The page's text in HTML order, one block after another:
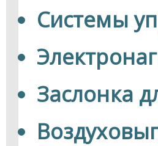
Системы
Заслонка